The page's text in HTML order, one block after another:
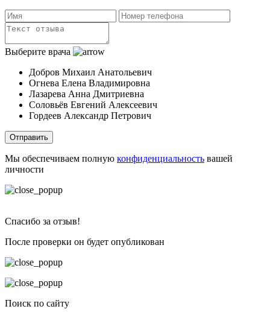
Выберите врача
Добров Михаил Анатольевич
Огнева Елена Владимировна
Лазарева Анна Дмитриевна
Соловьёв Евгений Алексеевич
Гордеев Александр Петрович
Отправить
Мы обеспечиваем полную конфиденциальность вашей
личности
Спасибо за отзыв!
После проверки он будет опубликован
Поиск по сайту